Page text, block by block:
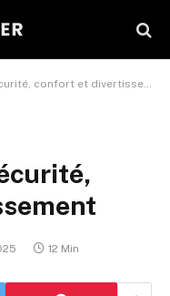
confort et divertissement
12 Min